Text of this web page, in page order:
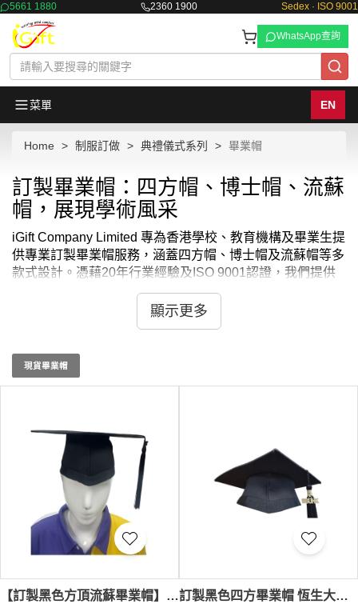
5661 1880 2360 1900 Sedex · ISO 9001
WhatsApp查詢
菜單 EN
Home 制服訂做 典禮儀式系列 畢業帽
訂製畢業帽：四方帽、博士帽、流蘇
帽，展現學術風采
iGift Company Limited 專為香港學校、教育機構及畢業生提
供專業訂製畢業帽服務，涵蓋四方帽、博士帽及流蘇帽等多
款式設計。憑藉20年行業經驗及ISO 9001認證，我們提供
最低10件起訂、急件最快3天交貨、免費設計諮詢的優質服
務，曾服務幼稚園至大學各級教育機構，為您的畢業典禮添
上獨特學術風采。價格由HKD40起，選擇iGift，讓您的畢業
顯示更多
現貨畢業帽
【訂製黑色方頂流蘇畢業帽】｜全黑設計｜硬挺方形帽頂｜畢業帽設計｜右側附長流蘇｜自訂畢業帽｜畢業帽專門店 GGC029 訂製黑色四方畢業帽 恆生大學畢業帽 HSU 畢業帽製造商 四角帽 GGC028